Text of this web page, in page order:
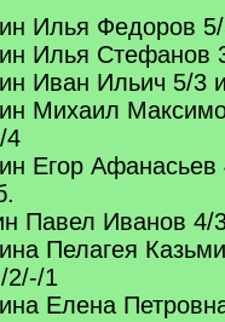
Илья Федоров
Илья Стефанов
Иван Ильич 5/3
Михаил
4
Егор
Павел Иванов 4/
Пелагея
2/-/1
Елена